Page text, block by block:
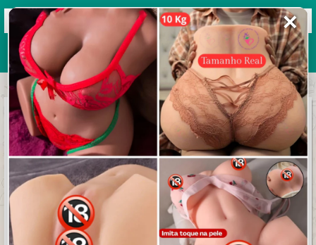
Grupos de WhatsApp 2026
+ Enviar grupo
✕